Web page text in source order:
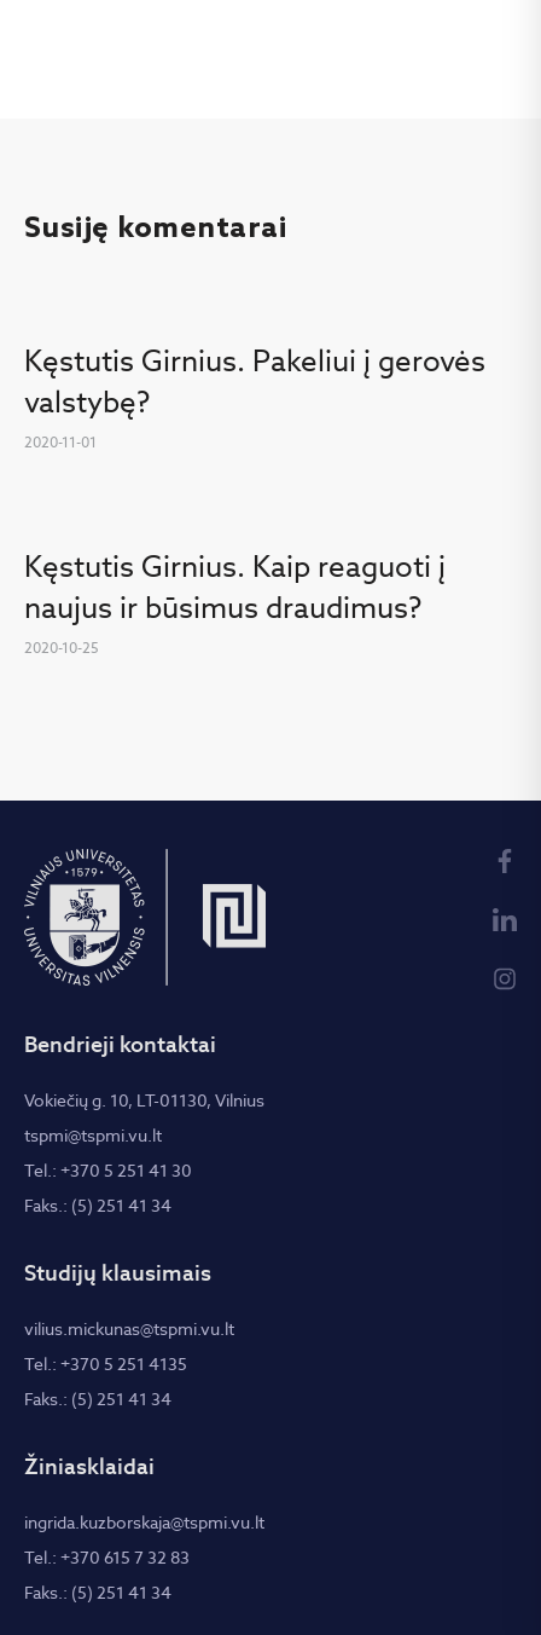
Susiję komentarai
Kęstutis Girnius. Pakeliui į gerovės
valstybę?
2020-11-01
Kęstutis Girnius. Kaip reaguoti į
naujus ir būsimus draudimus?
2020-10-25
Bendrieji kontaktai
Vokiečių g. 10, LT-01130, Vilnius
tspmi@tspmi.vu.lt
Tel.: +370 5 251 41 30
Faks.: (5) 251 41 34
Studijų klausimais
vilius.mickunas@tspmi.vu.lt
Tel.: +370 5 251 4135
Faks.: (5) 251 41 34
Žiniasklaidai
ingrida.kuzborskaja@tspmi.vu.lt
Tel.: +370 615 7 32 83
Faks.: (5) 251 41 34